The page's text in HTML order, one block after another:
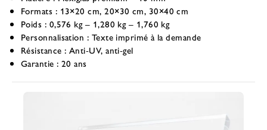
Formats : 13×20 cm, 20×30 cm, 30×40 cm
Poids : 0,576 kg – 1,280 kg – 1,760 kg
Personnalisation : Texte imprimé à la demande
Résistance : Anti-UV, anti-gel
Garantie : 20 ans